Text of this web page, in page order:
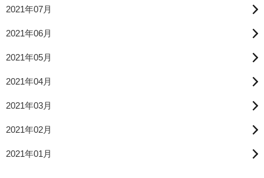
2021年07月
2021年06月
2021年05月
2021年04月
2021年03月
2021年02月
2021年01月